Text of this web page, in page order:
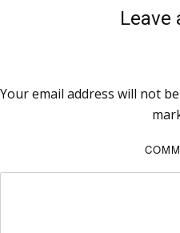
Leave
Your email address will not